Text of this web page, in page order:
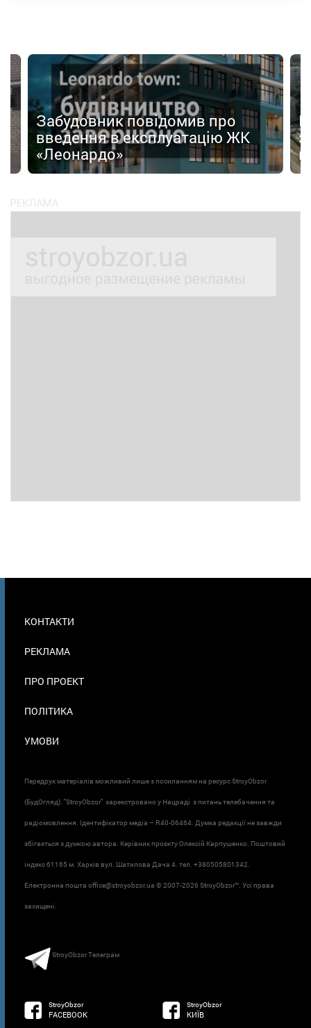
Забудовник повідомив про
введення в експлуатацію ЖК
«Леонардо»
В
КОНТАКТИ
РЕКЛАМА
ПРО ПРОЕКТ
ПОЛІТИКА
УМОВИ
Передрук матеріалів можливий лише з посиланням на ресурс StroyObzor
(БудОгляд). "StroyObzor" зареєстровано у Нацраді з питань телебачення та
радіомовлення. Ідентифікатор медіа – R40-06464. Думка редакції не завжди
збігається з думкою автора. Керівник проєкту Олексій Карпушенко. Поштовий
індекс 61165 м. Харків вул. Шатилова Дача 4. тел. +380505801342.
Електронна пошта office@stroyobzor.ua © 2007-2026 StroyObzor™. Усі права
захищені.
StroyObzor Телеграм
StroyObzor
FACEBOOK
StroyObzor
КИЇВ